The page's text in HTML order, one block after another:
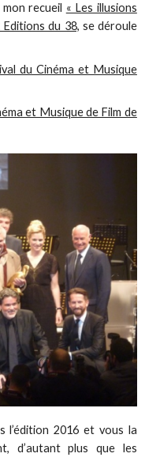
recueil « Les illusions
du 38, se déroule
du Cinéma et Musique
et Musique de Film de
l’édition 2016 et vous la
d’autant plus que les